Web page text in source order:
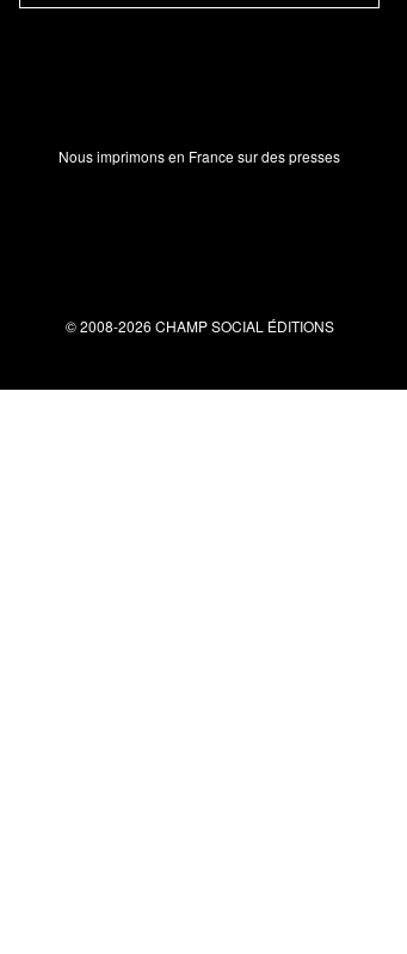
Nous imprimons en France sur des presses
© 2008-2026 CHAMP SOCIAL ÉDITIONS